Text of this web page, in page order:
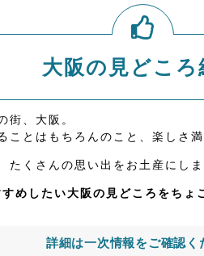
大阪の見どころ
街、大阪。
ことはもちろんのこと、楽しさ
たくさんの思い出をお土産にし
めしたい大阪の見どころをちょ
詳細は一次情報をご確認く